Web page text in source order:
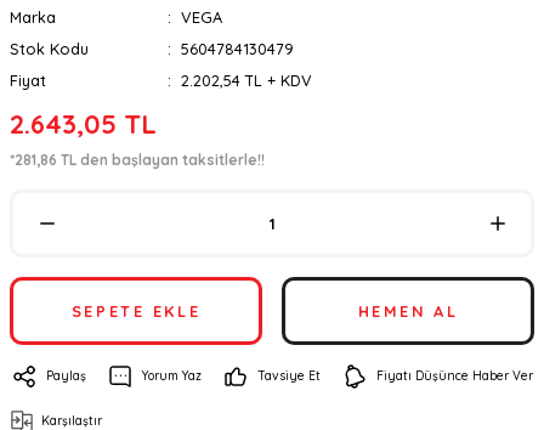
Marka
VEGA
Stok Kodu
5604784130479
Fiyat
2.202,54 TL + KDV
2.643,05 TL
*281,86 TL den başlayan taksitlerle!!
SEPETE EKLE HEMEN AL
Paylaş Yorum Yaz Tavsiye Et Fiyatı Düşünce Haber Ver
Karşılaştır